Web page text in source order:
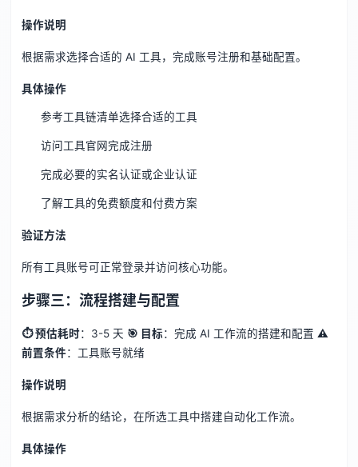
操作说明
根据需求选择合适的 AI 工具，完成账号注册和基础配置。
具体操作
参考工具链清单选择合适的工具
访问工具官网完成注册
完成必要的实名认证或企业认证
了解工具的免费额度和付费方案
验证方法
所有工具账号可正常登录并访问核心功能。
步骤三：流程搭建与配置
⏱ 预估耗时：3-5 天 🎯 目标：完成 AI 工作流的搭建和配置 ⚠️
前置条件：工具账号就绪
操作说明
根据需求分析的结论，在所选工具中搭建自动化工作流。
具体操作